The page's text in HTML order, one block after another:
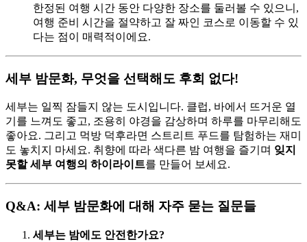
한정된 여행 시간 동안 다양한 장소를 둘러볼 수 있으니,
여행 준비 시간을 절약하고 잘 짜인 코스로 이동할 수 있
다는 점이 매력적이에요.
세부 밤문화, 무엇을 선택해도 후회 없다!
세부는 일찍 잠들지 않는 도시입니다. 클럽, 바에서 뜨거운 열
기를 느껴도 좋고, 조용히 야경을 감상하며 하루를 마무리해도
좋아요. 그리고 먹방 덕후라면 스트리트 푸드를 탐험하는 재미
도 놓치지 마세요. 취향에 따라 색다른 밤 여행을 즐기며 잊지
못할 세부 여행의 하이라이트를 만들어 보세요.
Q&A: 세부 밤문화에 대해 자주 묻는 질문들
세부는 밤에도 안전한가요?